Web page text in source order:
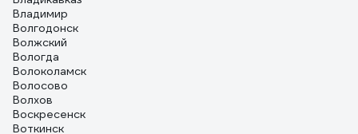
Владимир
Волгодонск
Волжский
Вологда
Волоколамск
Волосово
Волхов
Воскресенск
Воткинск